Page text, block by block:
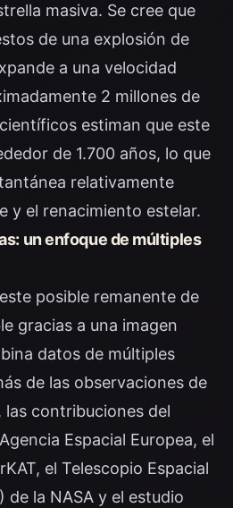
masiva. Se cree que
de una explosión de
a una velocidad
2 millones de
estiman que este
de 1.700 años, lo que
relativamente
y el renacimiento estelar.
un enfoque de múltiples
posible remanente de
gracias a una imagen
datos de múltiples
de las observaciones de
las contribuciones del
Espacial Europea, el
el Telescopio Espacial
de la NASA y el estudio